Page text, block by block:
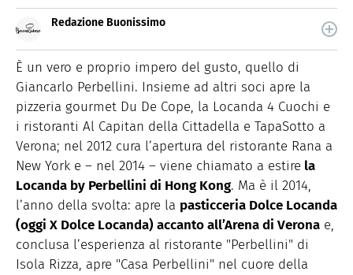
Redazione Buonissimo
quale trovi idee veloci, facili e spiegate passo passo.
È un vero e proprio impero del gusto, quello di
Giancarlo Perbellini. Insieme ad altri soci apre la
pizzeria gourmet Du De Cope, la Locanda 4 Cuochi e
i ristoranti Al Capitan della Cittadella e TapaSotto a
Verona; nel 2012 cura l’apertura del ristorante Rana a
New York e – nel 2014 – viene chiamato a estire la
Locanda by Perbellini di Hong Kong. Ma è il 2014,
l’anno della svolta: apre la pasticceria Dolce Locanda
(oggi X Dolce Locanda) accanto all’Arena di Verona e,
conclusa l’esperienza al ristorante "Perbellini" di
Isola Rizza, apre "Casa Perbellini" nel cuore della